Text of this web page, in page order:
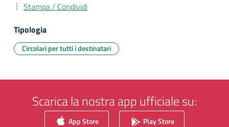
Stampa / Condividi
Tipologia
Circolari per tutti i destinatari
Scarica la nostra app ufficiale su:
App Store Play Store